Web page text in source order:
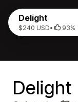
Delight
$240 USD• 93%
Delight